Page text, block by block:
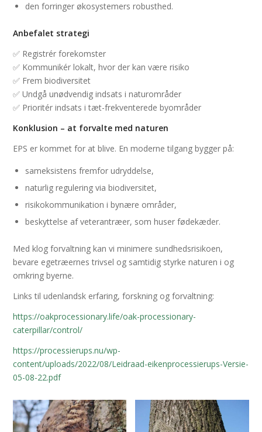
den forringer økosystemers robusthed.
Anbefalet strategi
✅ Registrér forekomster
✅ Kommunikér lokalt, hvor der kan være risiko
✅ Frem biodiversitet
✅ Undgå unødvendig indsats i naturområder
✅ Prioritér indsats i tæt-frekventerede byområder
Konklusion – at forvalte med naturen
EPS er kommet for at blive. En moderne tilgang bygger på:
sameksistens fremfor udryddelse,
naturlig regulering via biodiversitet,
risikokommunikation i bynære områder,
beskyttelse af veterantræer, som huser fødekæder.
Med klog forvaltning kan vi minimere sundhedsrisikoen,
bevare egetræernes trivsel og samtidig styrke naturen i og
omkring byerne.
Links til udenlandsk erfaring, forskning og forvaltning:
https://oakprocessionary.life/oak-processionary-
caterpillar/control/
https://processierups.nu/wp-
content/uploads/2022/08/Leidraad-eikenprocessierups-Versie-
05-08-22.pdf